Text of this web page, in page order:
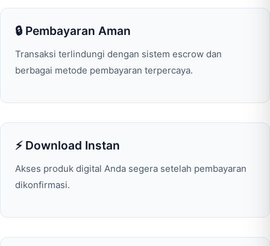
🔒 Pembayaran Aman
Transaksi terlindungi dengan sistem escrow dan
berbagai metode pembayaran terpercaya.
⚡ Download Instan
Akses produk digital Anda segera setelah pembayaran
dikonfirmasi.